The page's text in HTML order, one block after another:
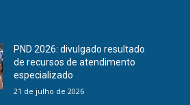
PND 2026: divulgado resultado
de recursos de atendimento
especializado
21 de julho de 2026